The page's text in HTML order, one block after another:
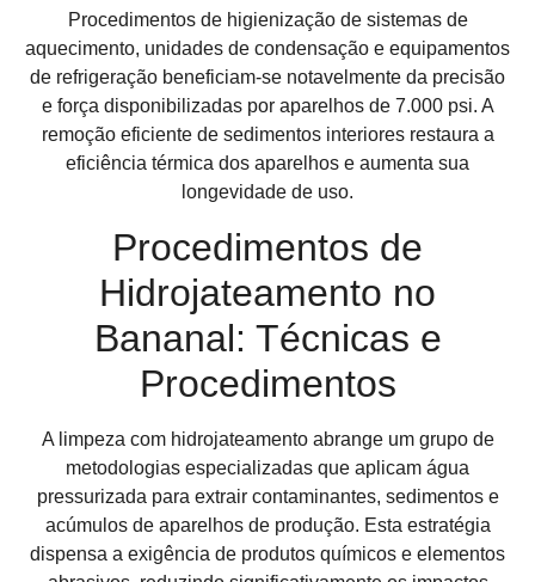
Procedimentos de higienização de sistemas de
aquecimento, unidades de condensação e equipamentos
de refrigeração beneficiam-se notavelmente da precisão
e força disponibilizadas por aparelhos de 7.000 psi. A
remoção eficiente de sedimentos interiores restaura a
eficiência térmica dos aparelhos e aumenta sua
longevidade de uso.
Procedimentos de
Hidrojateamento no
Bananal: Técnicas e
Procedimentos
A limpeza com hidrojateamento abrange um grupo de
metodologias especializadas que aplicam água
pressurizada para extrair contaminantes, sedimentos e
acúmulos de aparelhos de produção. Esta estratégia
dispensa a exigência de produtos químicos e elementos